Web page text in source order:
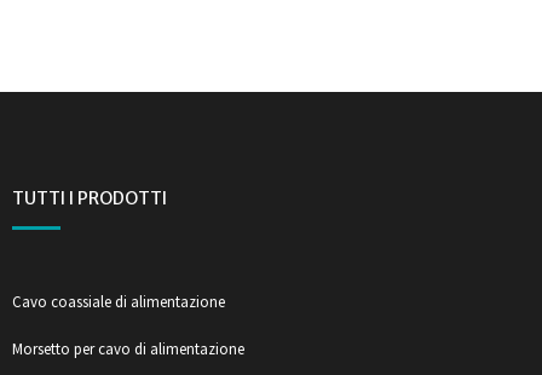
TUTTI I PRODOTTI
Cavo coassiale di alimentazione
Morsetto per cavo di alimentazione